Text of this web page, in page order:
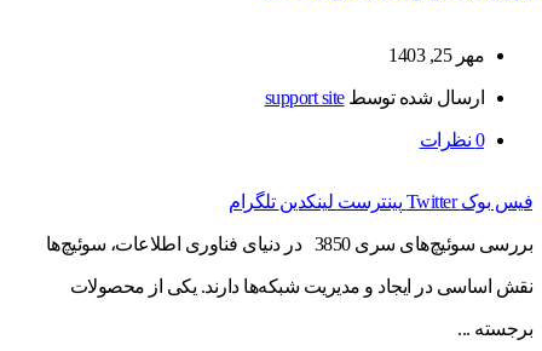
مهر 25, 1403
ارسال شده توسطsupport site
0 نظرات
فیس بوک Twitter پینترست لینکدین تلگرام
بررسی سوئیچ‌های سری 3850 در دنیای فناوری اطلاعات، سوئیچ‌ها
نقش اساسی در ایجاد و مدیریت شبکه‌ها دارند. یکی از محصولات
برجسته ...